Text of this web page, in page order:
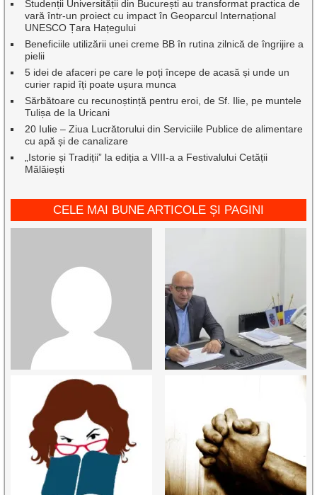
Studenții Universității din București au transformat practica de
vară într-un proiect cu impact în Geoparcul Internațional
UNESCO Țara Hațegului
Beneficiile utilizării unei creme BB în rutina zilnică de îngrijire a
pielii
5 idei de afaceri pe care le poți începe de acasă și unde un
curier rapid îți poate ușura munca
Sărbătoare cu recunoștință pentru eroi, de Sf. Ilie, pe muntele
Tulișa de la Uricani
20 Iulie – Ziua Lucrătorului din Serviciile Publice de alimentare
cu apă și de canalizare
„Istorie și Tradiții” la ediția a VIII-a a Festivalului Cetății
Mălăiești
CELE MAI BUNE ARTICOLE ȘI PAGINI